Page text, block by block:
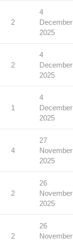
2
4
December
2025
2
4
December
2025
1
4
December
2025
4
27
November
2025
2
26
November
2025
2
26
November